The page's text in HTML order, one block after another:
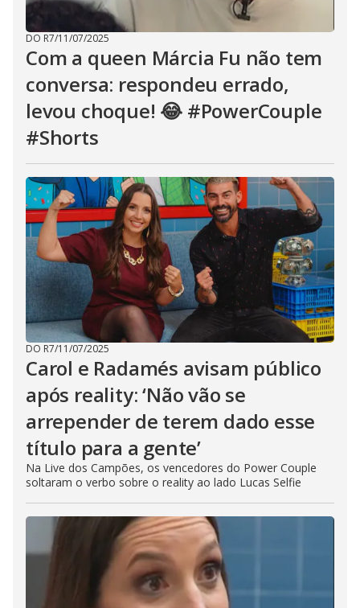
DO R7/11/07/2025
Com a queen Márcia Fu não tem
conversa: respondeu errado,
levou choque! 😂 #PowerCouple
#Shorts
DO R7/11/07/2025
Carol e Radamés avisam público
após reality: ‘Não vão se
arrepender de terem dado esse
título para a gente’
Na Live dos Campões, os vencedores do Power Couple
soltaram o verbo sobre o reality ao lado Lucas Selfie